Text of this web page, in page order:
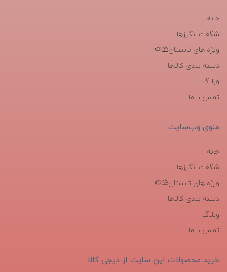
خانه
شگفت انگیزها
ویژه های تابستان⛱️🍉
دسته بندی کالاها
وبلاگ
تماس با ما
منوی وب‌سایت
خانه
شگفت انگیزها
ویژه های تابستان⛱️🍉
دسته بندی کالاها
وبلاگ
تماس با ما
خرید محصولات این سایت از دیجی کالا